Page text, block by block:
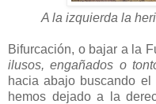
A la izquierda la
Bifurcación, o bajar a la
ilusos, engañados o
hacia abajo buscando
hemos dejado a la